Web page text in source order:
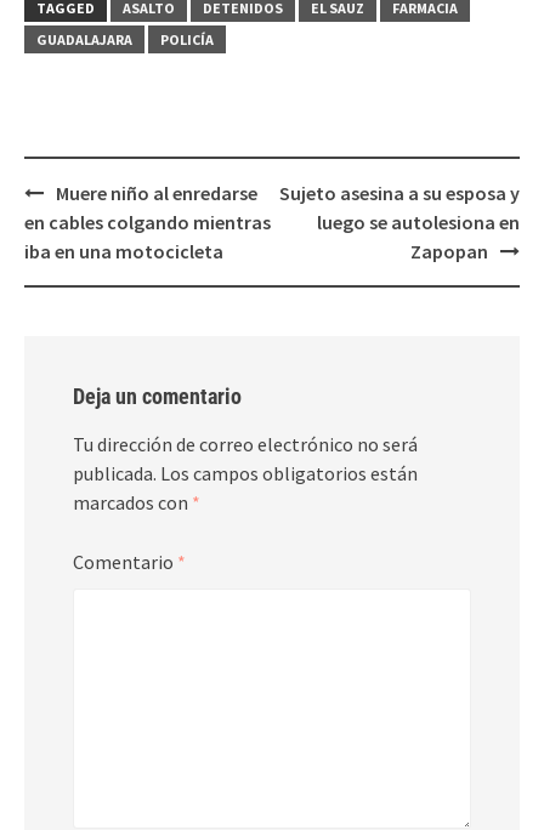
una
ventana
nueva)
una
ventana
nueva)
TAGGED
ASALTO DETENIDOS EL SAUZ
FARMACIA
GUADALAJARA
POLICÍA
Post
navigation
Muere niño al enredarse
en cables colgando mientras
iba en una motocicleta
Sujeto asesina a su esposa y
luego se autolesiona en
Zapopan
Deja un comentario
Tu dirección de correo electrónico no será
publicada. Los campos obligatorios están
marcados con *
Comentario *